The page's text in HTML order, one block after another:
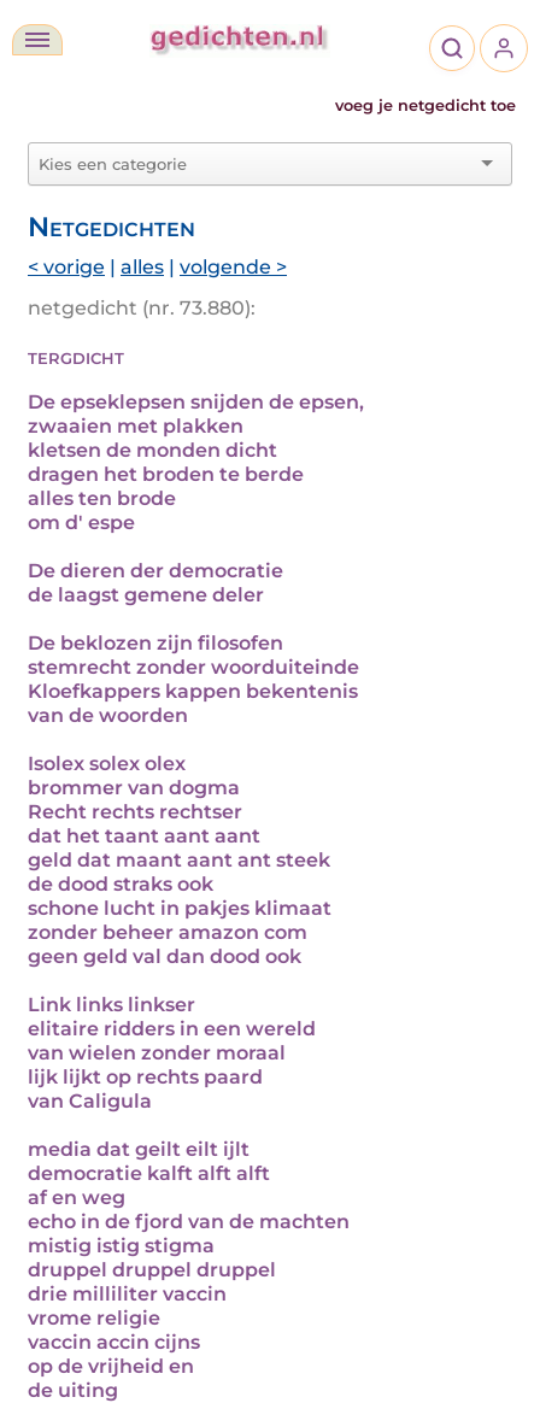
voeg je netgedicht toe
Netgedichten
< vorige | alles | volgende >
netgedicht (nr. 73.880):
tergdicht
De epseklepsen snijden de epsen,
zwaaien met plakken
kletsen de monden dicht
dragen het broden te berde
alles ten brode
om d' espe
De dieren der democratie
de laagst gemene deler
De beklozen zijn filosofen
stemrecht zonder woorduiteinde
Kloefkappers kappen bekentenis
van de woorden
Isolex solex olex
brommer van dogma
Recht rechts rechtser
dat het taant aant aant
geld dat maant aant ant steek
de dood straks ook
schone lucht in pakjes klimaat
zonder beheer amazon com
geen geld val dan dood ook
Link links linkser
elitaire ridders in een wereld
van wielen zonder moraal
lijk lijkt op rechts paard
van Caligula
media dat geilt eilt ijlt
democratie kalft alft alft
af en weg
echo in de fjord van de machten
mistig istig stigma
druppel druppel druppel
drie milliliter vaccin
vrome religie
vaccin accin cijns
op de vrijheid en
de uiting